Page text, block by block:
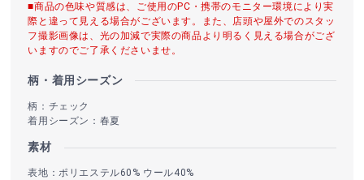
■商品の色味や質感は、ご使用のPC・携帯のモニター環境により実
際と違って見える場合がございます。また、店頭や屋外でのスタッ
フ撮影画像は、光の加減で実際の商品より明るく見える場合がござ
いますのでご了承くださいませ。
柄・着用シーズン
柄：チェック
着用シーズン：春夏
素材
表地：ポリエステル60% ウール40%